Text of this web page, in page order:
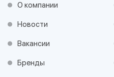
О компании
Новости
Вакансии
Бренды